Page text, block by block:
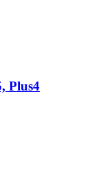
Plus4